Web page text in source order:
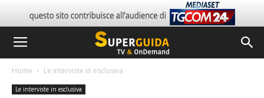
Home Le interviste in esclusiva
Le interviste in esclusiva